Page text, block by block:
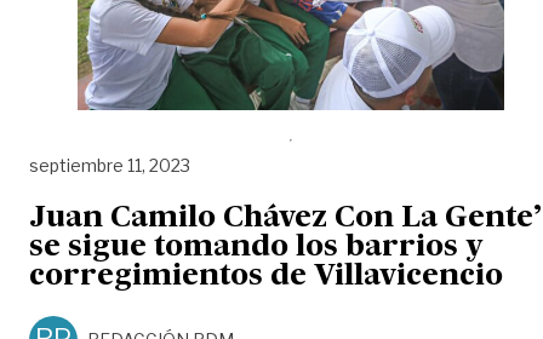
septiembre 11, 2023
Juan Camilo Chávez Con La Gente’
se sigue tomando los barrios y
corregimientos de Villavicencio